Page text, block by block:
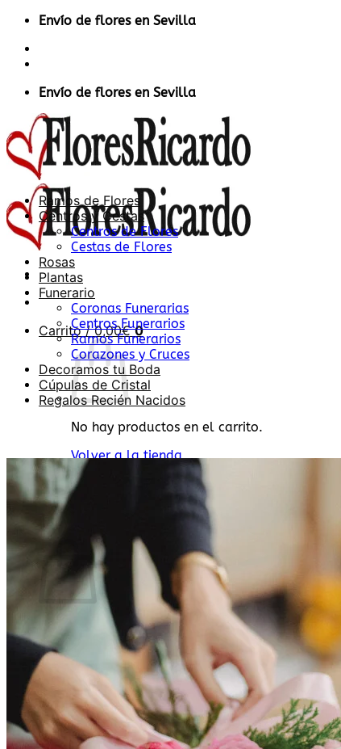
Saltar
contenido
Envío de flores en Sevilla
Envío de flores en Sevilla
Carrito /0,00€ 0
No hay productos en el carrito.
Volver a la tienda
Buscar
por:
Carrito
No hay productos en el carrito.
Volver a la tienda
Ramos de Flores
Centros y Cestas
Centros de Flores
Cestas de Flores
Rosas
Plantas
Funerario
Coronas Funerarias
Centros Funerarios
Ramos Funerarios
Corazones y Cruces
Decoramos tu Boda
Cúpulas de Cristal
Regalos Recién Nacidos